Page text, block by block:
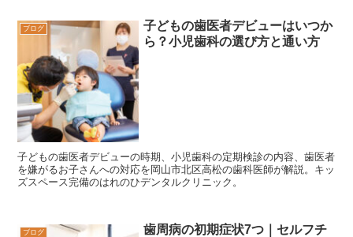
ブログ
子どもの歯医者デビューはいつか
ら？小児歯科の選び方と通い方
子どもの歯医者デビューの時期、小児歯科の定期検診の内容、歯医者
を嫌がるお子さんへの対応を岡山市北区高松の歯科医師が解説。キッ
ズスペース完備のはれのひデンタルクリニック。
ブログ
歯周病の初期症状7つ｜セルフチ